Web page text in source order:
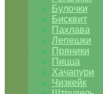
Булочки
Бисквит
Пахлава
Лепешки
Пряники
Пицца
Хачапури
Чизкейк